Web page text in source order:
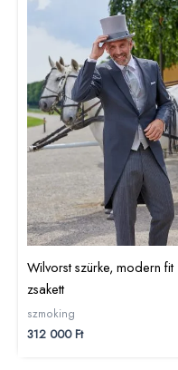
Wilvorst szürke, modern fit
zsakett
szmoking
312 000Ft